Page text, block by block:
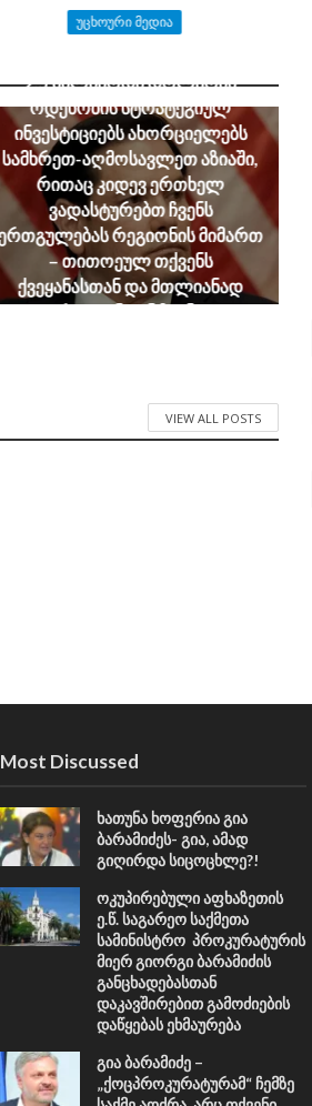
ᲣᲪᲮᲝᲣᲠᲘ ᲛᲔᲓᲘᲐ
2.5 მილიარდი დოლარის
ოდენობის სტრატეგიულ
ინვესტიციებს ახორციელებს
სამხრეთ-აღმოსავლეთ აზიაში,
რითაც კიდევ ერთხელ
ვადასტურებთ ჩვენს
რეგიონის მიმართ
– თითოეულ თქვენს
ქვეყანასთან და მთლიანად
VIEW ALL POSTS
Most Discussed
ხათუნა ხოფერია გია
ბარამიძეს- გია, ამად
გიღირდა სიცოცხლე?!
ოკუპირებული აფხაზეთის
ე.წ. საგარეო საქმეთა
სამინისტრო პროკურატურის
მიერ გიორგი ბარამიძის
განცხადებასთან
დაკავშირებით გამოძიების
დაწყებას ეხმაურება
გია ბარამიძე –
„ქოცპროკურატურამ“ ჩემზე